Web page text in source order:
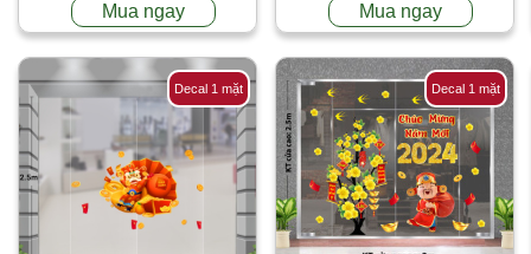
Mua ngay Mua ngay
Decal 1 mặt Decal 1 mặt